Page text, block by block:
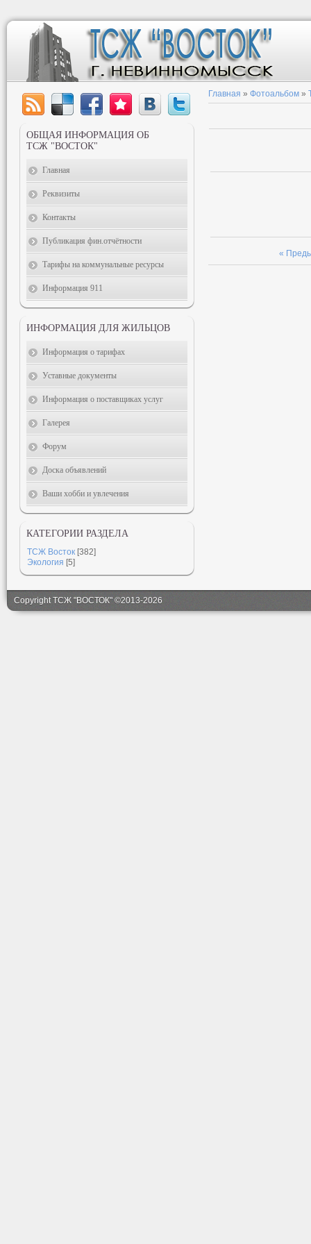
Главная » Фотоальбом »
«
ОБЩАЯ ИНФОРМАЦИЯ ОБ
ТСЖ "ВОСТОК"
Главная
Реквизиты
Контакты
Публикация фин.отчётности
Тарифы на коммунальные ресурсы
Информация 911
ИНФОРМАЦИЯ ДЛЯ ЖИЛЬЦОВ
Информация о тарифах
Уставные документы
Информация о поставщиках услуг
Галерея
Форум
Доска объявлений
Ваши хобби и увлечения
КАТЕГОРИИ РАЗДЕЛА
ТСЖ Восток [382]
Экология [5]
Copyright ТСЖ "ВОСТОК" ©2013-2026